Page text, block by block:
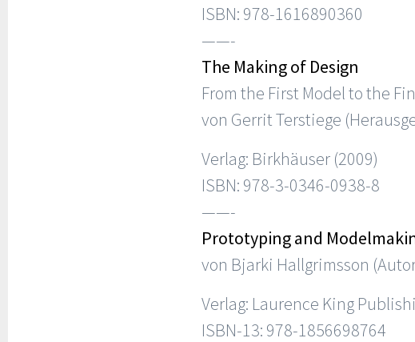
ISBN: 978-1616890360
——-
The Making of Design
From the First Model to the
von Gerrit Terstiege
Verlag: Birkhäuser (2009)
ISBN: 978-3-0346-0938-8
——-
Prototyping and
von Bjarki Hallgrimsson
Verlag: Laurence King
ISBN-13: 978-1856698764